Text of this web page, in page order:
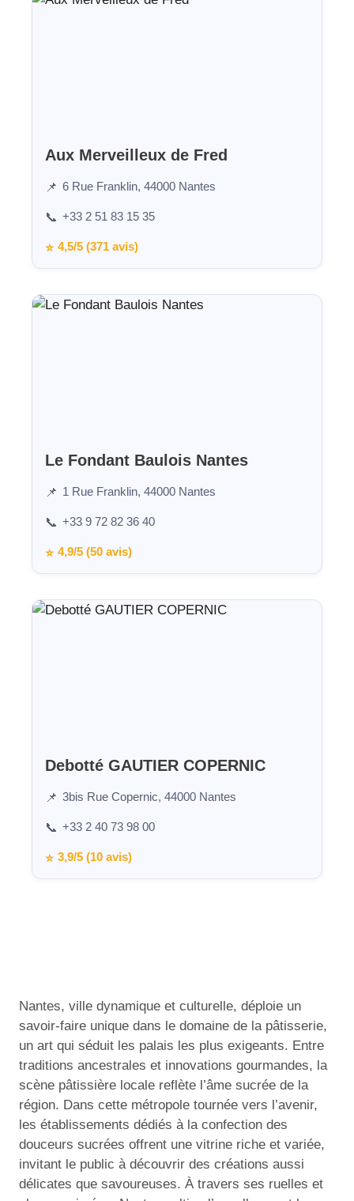
Aux Merveilleux de Fred
📌 6 Rue Franklin, 44000 Nantes
📞 +33 2 51 83 15 35
⭐ 4,5/5 (371 avis)
Le Fondant Baulois Nantes
📌 1 Rue Franklin, 44000 Nantes
📞 +33 9 72 82 36 40
⭐ 4,9/5 (50 avis)
Debotté GAUTIER COPERNIC
📌 3bis Rue Copernic, 44000 Nantes
📞 +33 2 40 73 98 00
⭐ 3,9/5 (10 avis)
Nantes, ville dynamique et culturelle, déploie un
savoir-faire unique dans le domaine de la pâtisserie,
un art qui séduit les palais les plus exigeants. Entre
traditions ancestrales et innovations gourmandes, la
scène pâtissière locale reflète l’âme sucrée de la
région. Dans cette métropole tournée vers l’avenir,
les établissements dédiés à la confection des
douceurs sucrées offrent une vitrine riche et variée,
invitant le public à découvrir des créations aussi
délicates que savoureuses. À travers ses ruelles et